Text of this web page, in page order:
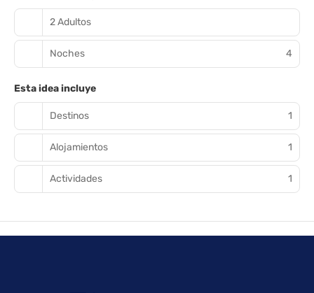
2 Adultos
Noches 4
Esta idea incluye
Destinos 1
Alojamientos 1
Actividades 1